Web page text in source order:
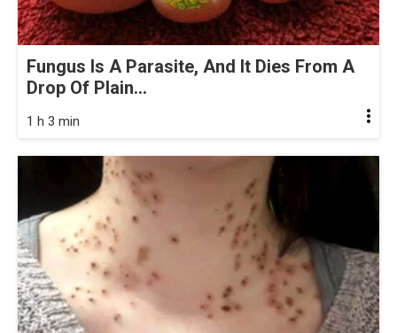
Fungus Is A Parasite, And It Dies From A
Drop Of Plain...
1 h 3 min